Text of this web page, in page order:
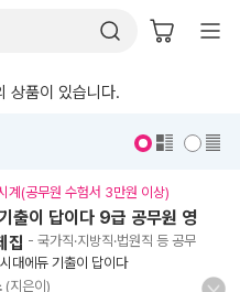
상품이 있습니다.
계(공무원 수험서 3만원 이상)
출이 답이다 9급 공무원 영
집 - 국가직·지방직·법원직 등 공무
대에듀 기출이 답이다
(지은이)